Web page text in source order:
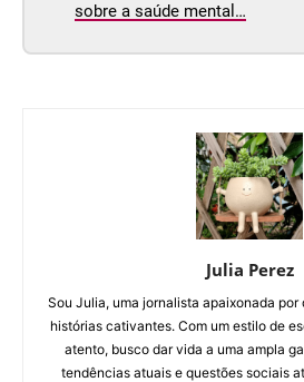
sobre a saúde mental…
Julia Perez
Sou Julia, uma jornalista apaixonada
histórias cativantes. Com um estilo de
atento, busco dar vida a uma ampla
tendências atuais e questões sociais